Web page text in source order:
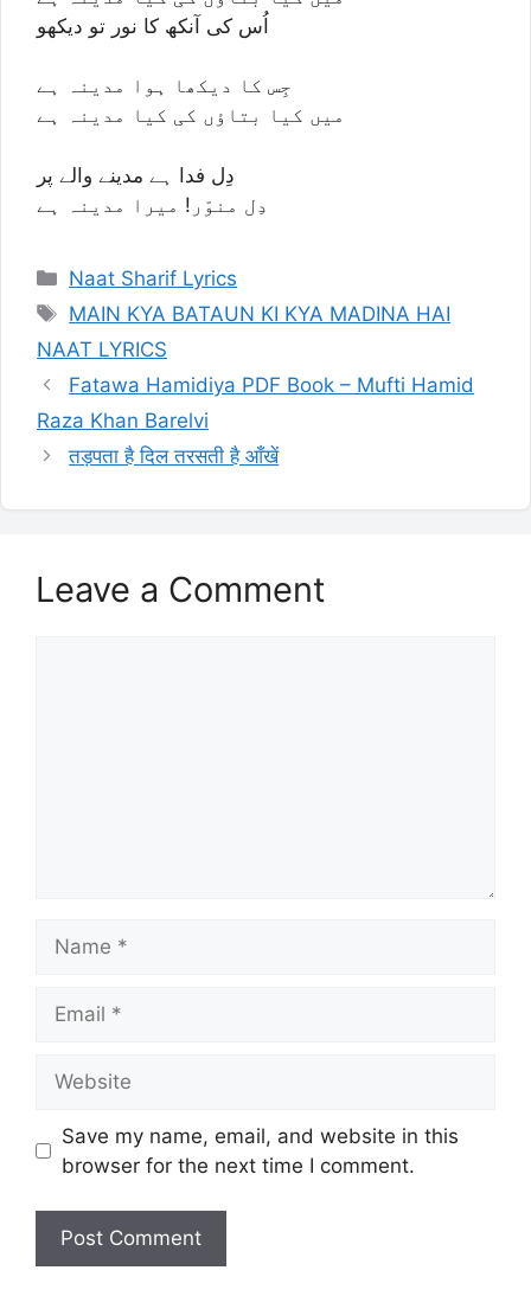
اُس کی آنکھ کا نور تو دیکھو
جِس کا دیکھا ہوا مدینہ ہے
میں کیا بتاؤں کی کیا مدینہ ہے
دِل فدا ہے مدینے والے پر
دِل منوّر! میرا مدینہ ہے
Categories
Naat Sharif Lyrics
Tags
MAIN KYA BATAUN KI KYA MADINA HAI
NAAT LYRICS
Fatawa Hamidiya PDF Book – Mufti Hamid
Raza Khan Barelvi
तड़पता है दिल तरसती है आँखें
Leave a Comment
Save my name, email, and website in this
browser for the next time I comment.